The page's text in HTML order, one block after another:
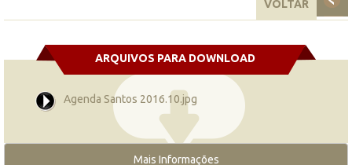
VOLTAR
ARQUIVOS PARA DOWNLOAD
Agenda Santos 2016.10.jpg
Mais Informações